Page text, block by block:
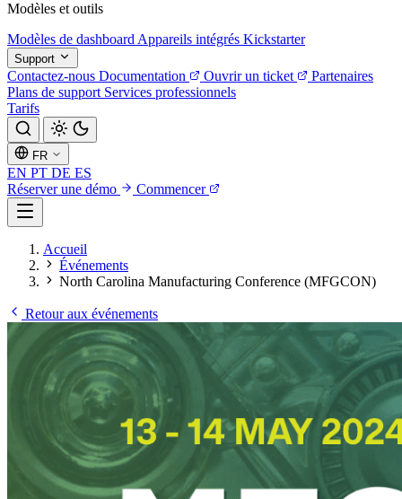
Modèles et outils
Modèles de dashboard Appareils intégrés Kickstarter
Support
Contactez-nous Documentation Ouvrir un ticket
Partenaires
Plans de support Services professionnels
Tarifs
FR
EN PT DE ES
Réserver une démo
Commencer
Accueil
Événements
North Carolina Manufacturing Conference (MFGCON)
Retour aux événements